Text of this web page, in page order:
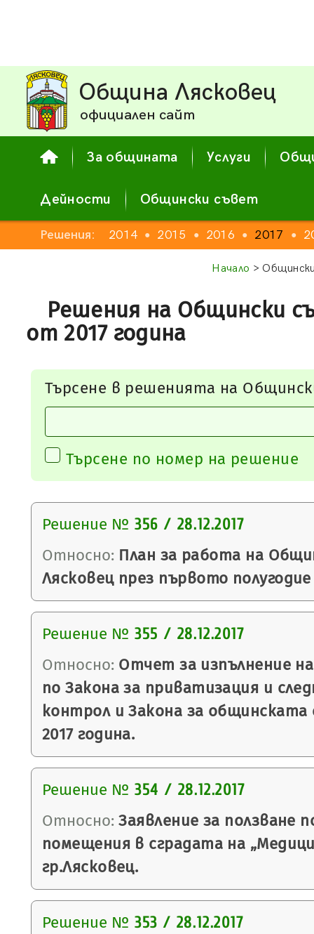
Община Лясковец
официален сайт
За общината Услуги
Дейности Общински съвет
Решения:
● 2013 2014 ● 2015 ● 2016 ● 2017 ●
Начало >
Решения на Общински
от 2017 година
Търсене в решенията на
Търсене по номер на решение
Решение № 356 / 28.12.2017
Относно: План за работа на
Лясковец през първото полугодие
Решение № 355 / 28.12.2017
Относно: Отчет за изпълнение
по Закона за приватизация и
контрол и Закона за
2017 година.
Решение № 354 / 28.12.2017
Относно: Заявление за ползване
помещения в сградата на
гр.Лясковец.
Решение № 353 / 28.12.2017